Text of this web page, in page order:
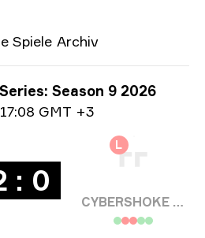
Spiele Archiv
Season 9 2026
17:08 GMT +3
: 0
L
CYBERSHOKE Esports